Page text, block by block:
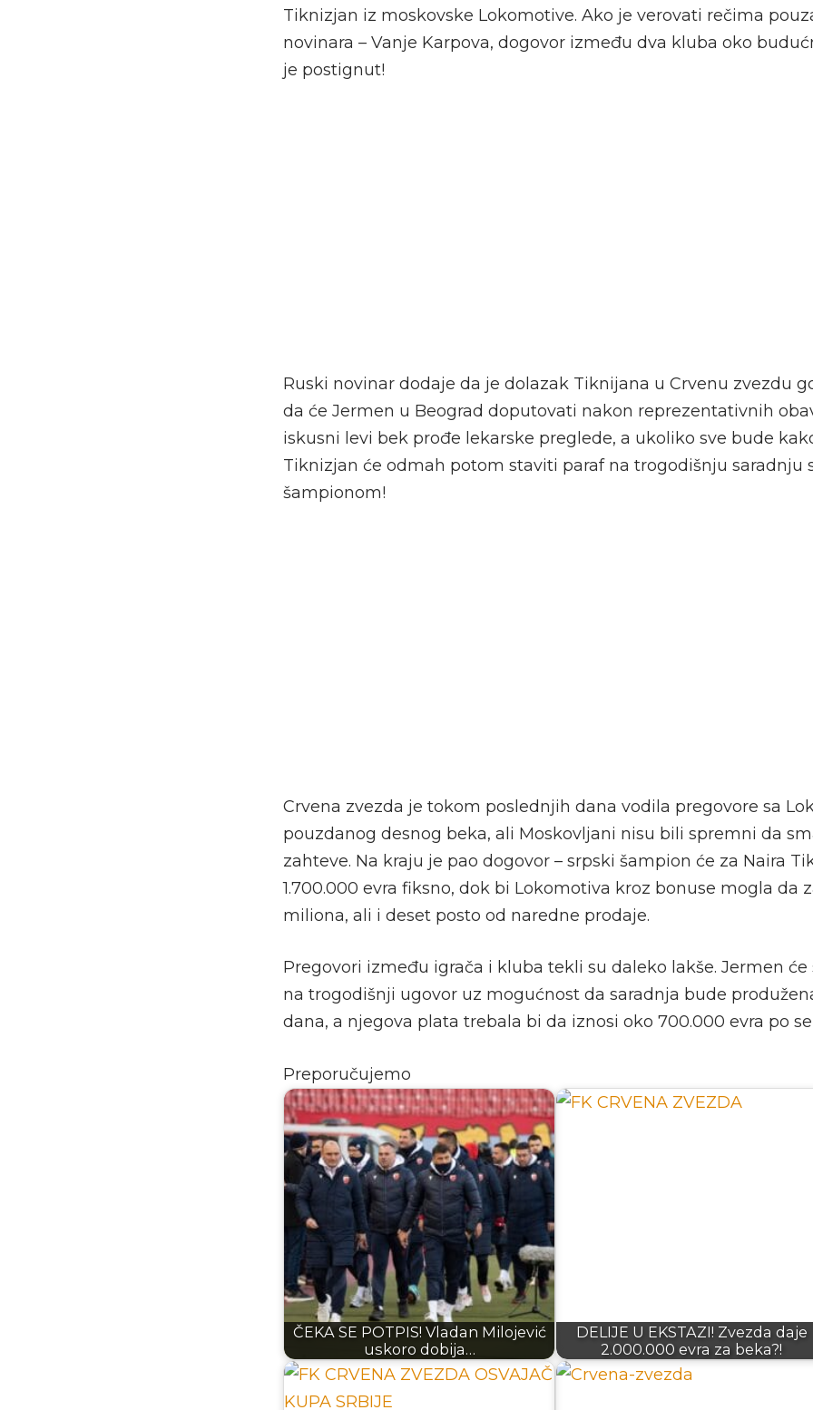
Tiknizjan iz moskovske Lokomotive. Ako je verovati rečima
novinara – Vanje Karpova, dogovor između dva kluba oko
je postignut!
Ruski novinar dodaje da je dolazak Tiknijana u Crvenu zvezdu
da će Jermen u Beograd doputovati nakon reprezentativnih
iskusni levi bek prođe lekarske preglede, a ukoliko sve bude
Tiknizjan će odmah potom staviti paraf na trogodišnju saradnju
šampionom!
Crvena zvezda je tokom poslednjih dana vodila pregovore sa
pouzdanog desnog beka, ali Moskovljani nisu bili spremni da
zahteve. Na kraju je pao dogovor – srpski šampion će za Naira
1.700.000 evra fiksno, dok bi Lokomotiva kroz bonuse mogla da
miliona, ali i deset posto od naredne prodaje.
Pregovori između igrača i kluba tekli su daleko lakše. Jermen
na trogodišnji ugovor uz mogućnost da saradnja bude
dana, a njegova plata trebala bi da iznosi oko 700.000 evra po
Preporučujemo
ČEKA SE POTPIS! Vladan Milojević
uskoro dobija…
DELIJE U EKSTAZI! Zvezda daje
2.000.000 evra za beka?!